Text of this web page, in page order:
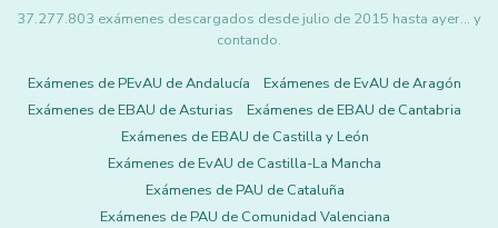
37.277.803 exámenes descargados desde julio de 2015 hasta ayer... y
contando.
Exámenes de PEvAU de Andalucía
Exámenes de EvAU de Aragón
Exámenes de EBAU de Asturias
Exámenes de EBAU de Cantabria
Exámenes de EBAU de Castilla y León
Exámenes de EvAU de Castilla-La Mancha
Exámenes de PAU de Cataluña
Exámenes de PAU de Comunidad Valenciana